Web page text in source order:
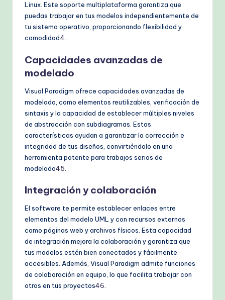
Linux. Este soporte multiplataforma garantiza que
puedas trabajar en tus modelos independientemente de
tu sistema operativo, proporcionando flexibilidad y
comodidad4.
Capacidades avanzadas de
modelado
Visual Paradigm ofrece capacidades avanzadas de
modelado, como elementos reutilizables, verificación de
sintaxis y la capacidad de establecer múltiples niveles
de abstracción con subdiagramas. Estas
características ayudan a garantizar la corrección e
integridad de tus diseños, convirtiéndolo en una
herramienta potente para trabajos serios de
modelado45
Integración y colaboración
El software te permite establecer enlaces entre
elementos del modelo UML y con recursos externos
como páginas web y archivos físicos. Esta capacidad
de integración mejora la colaboración y garantiza que
tus modelos estén bien conectados y fácilmente
accesibles. Además, Visual Paradigm admite funciones
de colaboración en equipo, lo que facilita trabajar con
otros en tus proyectos46